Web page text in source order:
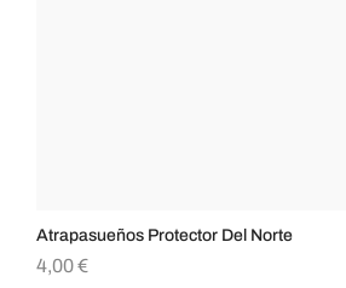
Atrapasueños Protector Del Norte
4,00€